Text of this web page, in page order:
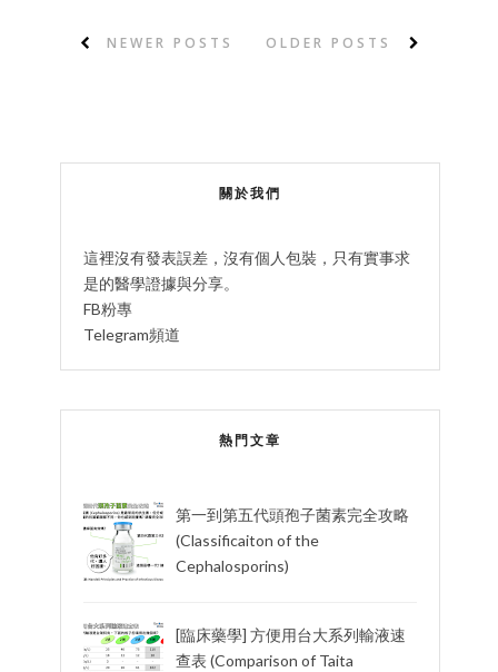
NEWER POSTS OLDER POSTS
關於我們
這裡沒有發表誤差，沒有個人包裝，只有實事求
是的醫學證據與分享。
FB粉專
Telegram頻道
熱門文章
第一到第五代頭孢子菌素完全攻略
(Classificaiton of the
Cephalosporins)
[臨床藥學] 方便用台大系列輸液速
查表 (Comparison of Taita